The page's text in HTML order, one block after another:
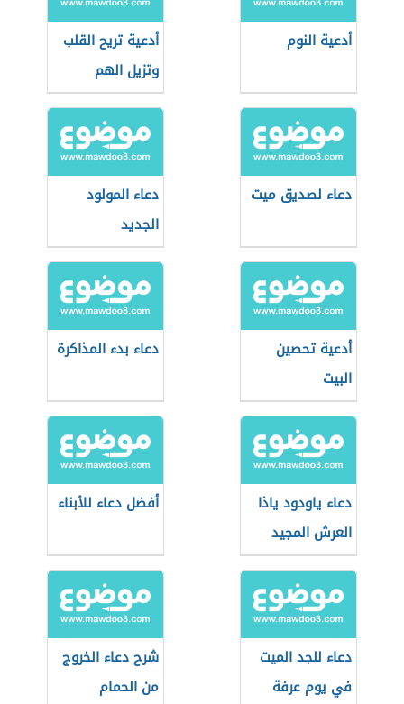
أدعية النوم
أدعية تريح القلب
وتزيل الهم
دعاء لصديق ميت
دعاء المولود
الجديد
أدعية تحصين
البيت
دعاء بدء المذاكرة
دعاء ياودود ياذا
العرش المجيد
أفضل دعاء للأبناء
دعاء للجد الميت
في يوم عرفة
شرح دعاء الخروج
من الحمام